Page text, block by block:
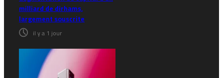
milliard de dirhams,
largement souscrite
il y a 1 jour